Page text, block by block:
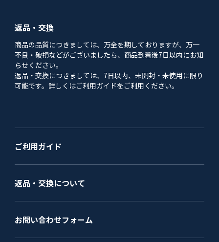
返品・交換
商品の品質につきましては、万全を期しておりますが、万一
不良・破損などがございましたら、商品到着後7日以内にお知
らせください。
返品・交換につきましては、7日以内、未開封・未使用に限り
可能です。詳しくはご利用ガイドをご利用ください。
ご利用ガイド
返品・交換について
お問い合わせフォーム